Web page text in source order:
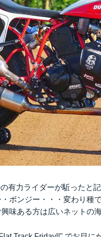
有力ライダーが駈ったと
ボンジー・・・変わり種
味ある方は広いネットの